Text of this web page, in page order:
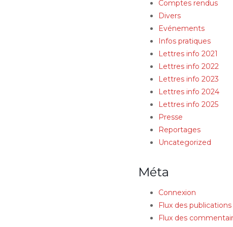
Comptes rendus
Divers
Evénements
Infos pratiques
Lettres info 2021
Lettres info 2022
Lettres info 2023
Lettres info 2024
Lettres info 2025
Presse
Reportages
Uncategorized
Méta
Connexion
Flux des publications
Flux des